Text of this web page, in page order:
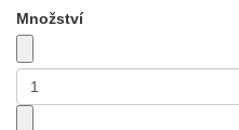
Množství